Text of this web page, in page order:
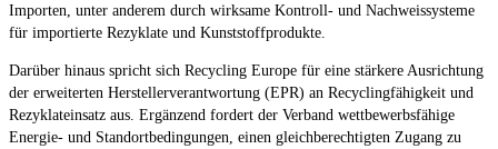
Importen, unter anderem durch wirksame Kontroll- und Nachweissysteme
für importierte Rezyklate und Kunststoffprodukte.
Darüber hinaus spricht sich Recycling Europe für eine stärkere Ausrichtung
der erweiterten Herstellerverantwortung (EPR) an Recyclingfähigkeit und
Rezyklateinsatz aus. Ergänzend fordert der Verband wettbewerbsfähige
Energie- und Standortbedingungen, einen gleichberechtigten Zugang zu